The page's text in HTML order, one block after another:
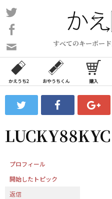
コ
ン
ン
ツ
ス
ッ
プ
すべてのキーボー
い
合
わ
フ
ォ
ム
かえうち2 おやうちくん 購入
LUCKY88KYC
プロフィール
開始したトピック
返信